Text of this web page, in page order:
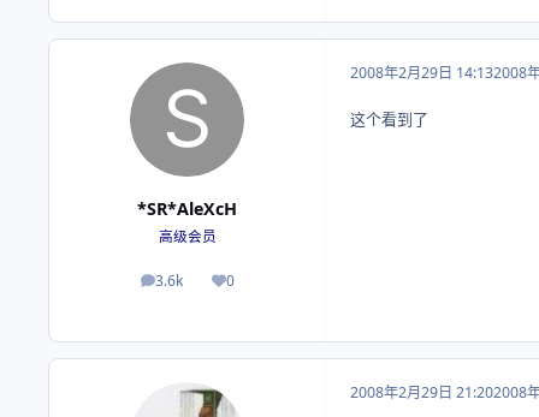
*SR*AleXcH
高级会员
3.6k
帖子 0
荣誉积分
2008年2月29日 14:132008
这个看到了
2008年2月29日 21:202008